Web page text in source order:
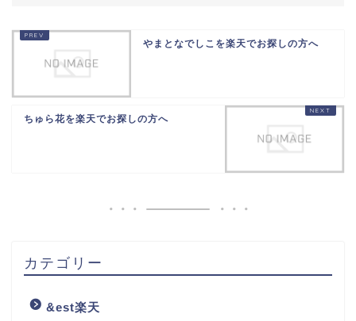
やまとなでしこを楽天でお探しの方へ
ちゅら花を楽天でお探しの方へ
カテゴリー
&est楽天